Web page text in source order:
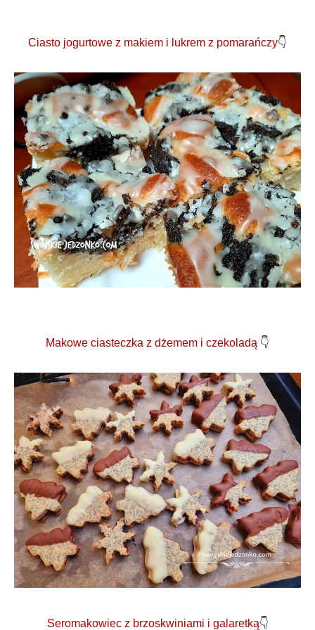
Ciasto jogurtowe z makiem i lukrem z pomarańczy👇
Makowe ciasteczka z dżemem i czekoladą 👇
Seromakowiec z brzoskwiniami i galaretką👇